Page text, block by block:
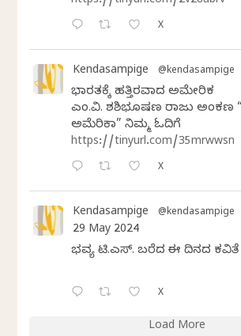
X
Kendasampige @kendasampige
ಭಾರತಕ್ಕೆ ಹತ್ತಿರವಾದ ಅಮೇರಿಕ
ಎಂ.ವಿ. ಶಶಿಭೂಷಣ ರಾಜು ಅಂಕಣ
ಅಮೆರಿಕಾ” ನಿಮ್ಮ ಓದಿಗೆ
https://tinyurl.com/35mrwwsn
X
Kendasampige @kendasampige
29 May 2024
ಭವ್ಯ ಟಿ.ಎಸ್. ಬರೆದ ಈ ದಿನದ ಕವಿತೆ
X
Load More